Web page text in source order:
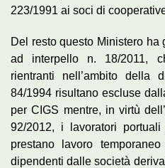
223/1991 ai soci di
Del resto questo Ministero ha
ad interpello n. 18/2011,
rientranti nell’ambito
84/1994 risultano escluse
per CIGS mentre, in virtù
92/2012, i lavoratori
prestano lavoro
dipendenti dalle società